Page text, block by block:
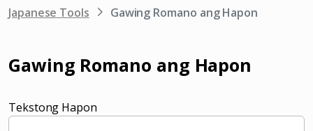
Japanese Tools Gawing Romano ang Hapon
Gawing Romano ang Hapon
Tekstong Hapon